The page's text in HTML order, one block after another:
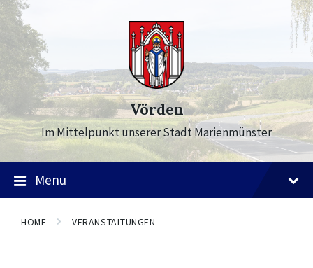
Skip
to
content
Skip
to
main
navigation
Skip
to
footer
Vörden
Im Mittelpunkt unserer Stadt Marienmünster
Menu
HOME VERANSTALTUNGEN